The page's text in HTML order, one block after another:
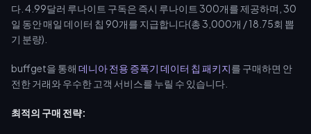
다. 4.99달러 루나이트 구독은 즉시 루나이트 300개를 제공하며, 30
일 동안 매일 데이터 칩 90개를 지급합니다(총 3,000개 / 18.75회 뽑
기 분량).
buffget을 통해 데니아 전용 증폭기 데이터 칩 패키지를 구매하면 안
전한 거래와 우수한 고객 서비스를 누릴 수 있습니다.
최적의 구매 전략: